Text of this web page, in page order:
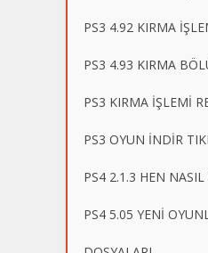
PS3 4.92 KIRMA
PS3 4.93 KIRMA
PS3 KIRMA İŞLEMİ
PS3 OYUN İNDİR
PS4 2.1.3 HEN NASIL
PS4 5.05 YENİ